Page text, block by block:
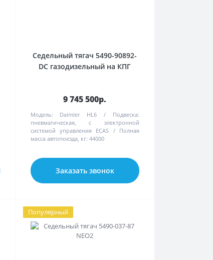
Седельный тягач 5490-90892-
DC газодизельный на КПГ
9 745 500р.
Модель: Daimler HL6
Подвеска:
пневматическая, с электронной
системой управления ECAS
Полная
масса автопоезда, кг: 44000
Заказать звонок
Популярный